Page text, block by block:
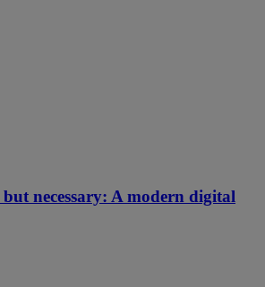
necessary: A modern digital